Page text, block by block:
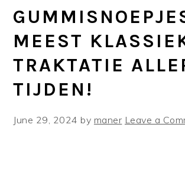
MEEST
TRAKTATIE
TIJDEN!
June 29, 2024 by maner Leave a